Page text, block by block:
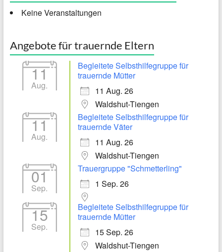
Keine Veranstaltungen
Angebote für trauernde Eltern
11
Aug.
Begleitete Selbsthilfegruppe für
trauernde Mütter
11 Aug. 26
Waldshut-Tiengen
11
Aug.
Begleitete Selbsthilfegruppe für
trauernde Väter
11 Aug. 26
Waldshut-Tiengen
01
Sep.
Trauergruppe "Schmetterling"
1 Sep. 26
15
Sep.
Begleitete Selbsthilfegruppe für
trauernde Mütter
15 Sep. 26
Waldshut-Tiengen